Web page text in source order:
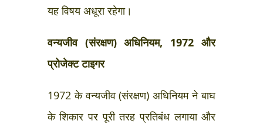
यह विषय अधूरा रहेगा।
वन्यजीव (संरक्षण) अधिनियम, 1972 और
प्रोजेक्ट टाइगर
1972 के वन्यजीव (संरक्षण) अधिनियम ने बाघ
के शिकार पर पूरी तरह प्रतिबंध लगाया और